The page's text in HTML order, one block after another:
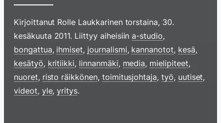
Kirjoittanut Rolle Laukkarinen torstaina, 30.
kesäkuuta 2011. Liittyy aiheisiina-studio,
bongattua, ihmiset, journalismi, kannanotot, kesä,
kesätyö, kritiikki, linnanmäki, media, mielipiteet,
nuoret, risto räikkönen, toimitusjohtaja, työ, uutiset,
videot, yle,yritys.